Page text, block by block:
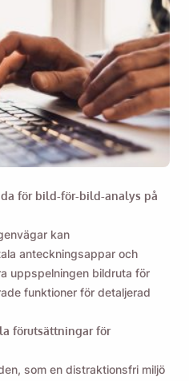
för bild-för-bild-analys på
kan
anteckningsappar och
uppspelningen bildruta för
funktioner för detaljerad
förutsättningar för
som en distraktionsfri miljö